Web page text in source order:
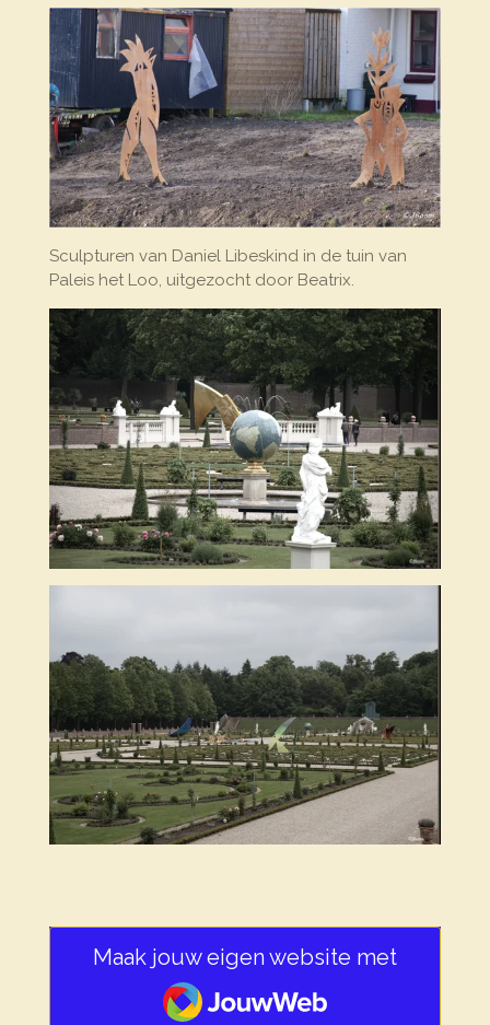
Sculpturen van Daniel Libeskind in de tuin van
Paleis het Loo, uitgezocht door Beatrix.
Maak jouw eigen website met
JouwWeb